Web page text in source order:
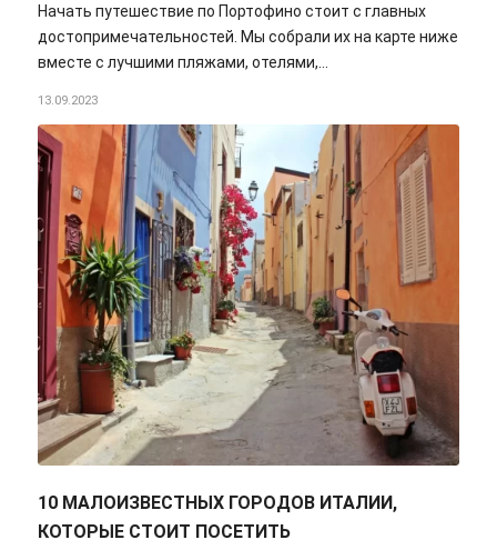
Начать путешествие по Портофино стоит с главных
достопримечательностей. Мы собрали их на карте ниже
вместе с лучшими пляжами, отелями,…
13.09.2023
10 МАЛОИЗВЕСТНЫХ ГОРОДОВ ИТАЛИИ,
КОТОРЫЕ СТОИТ ПОСЕТИТЬ